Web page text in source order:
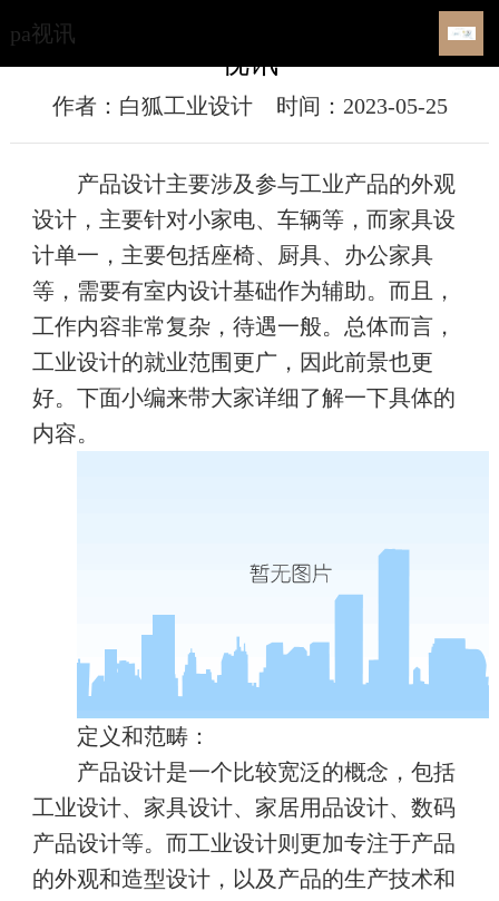
pa视讯
产品设计和工业设计区别是什么？-pa
视讯
作者：白狐工业设计 时间：2023-05-25
产品设计主要涉及参与工业产品的外观
设计，主要针对小家电、车辆等，而家具设
计单一，主要包括座椅、厨具、办公家具
等，需要有室内设计基础作为辅助。而且，
工作内容非常复杂，待遇一般。总体而言，
工业设计的就业范围更广，因此前景也更
好。下面小编来带大家详细了解一下具体的
内容。
定义和范畴：
产品设计是一个比较宽泛的概念，包括
工业设计、家具设计、家居用品设计、数码
产品设计等。而工业设计则更加专注于产品
的外观和造型设计，以及产品的生产技术和